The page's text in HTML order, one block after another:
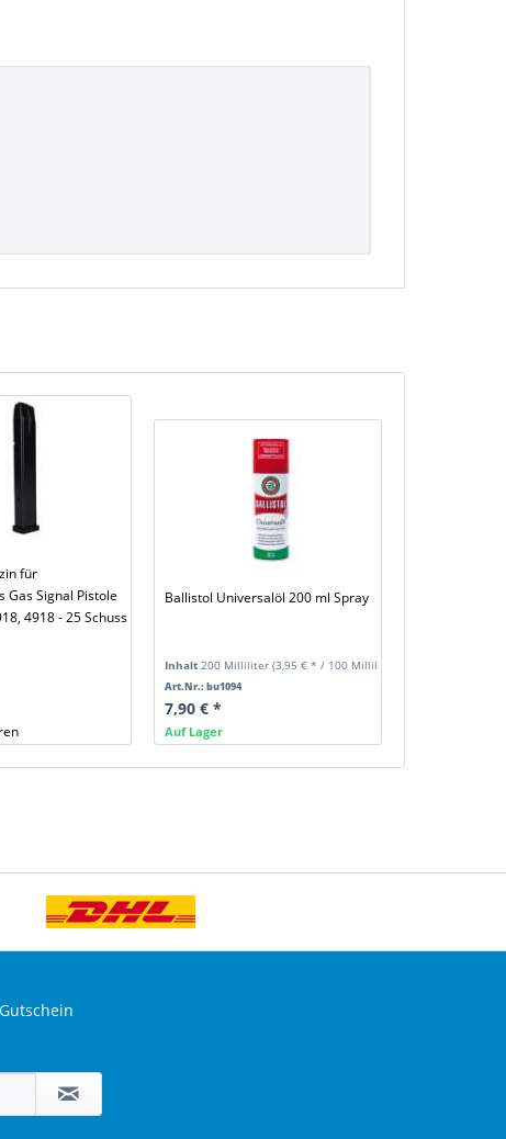
für
Gas Signal Pistole
4918 - 25 Schuss
Ballistol Universalöl 200 ml Spray
Inhalt 200 Milliliter(3,95 € * / 100 Milliliter)
Art.Nr.: bu1094
7,90 € *
Auf Lager